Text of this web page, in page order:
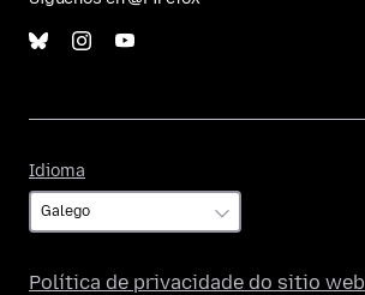
Idioma
Política de privacidade do sitio web